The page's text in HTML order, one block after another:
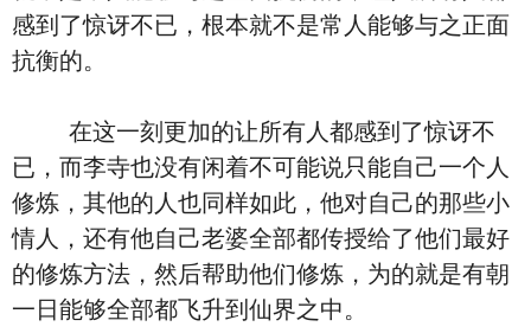
感到了惊讶不已，根本就不是常人能够与之正面
抗衡的。
在这一刻更加的让所有人都感到了惊讶不
已，而李寺也没有闲着不可能说只能自己一个人
修炼，其他的人也同样如此，他对自己的那些小
情人，还有他自己老婆全部都传授给了他们最好
的修炼方法，然后帮助他们修炼，为的就是有朝
一日能够全部都飞升到仙界之中。